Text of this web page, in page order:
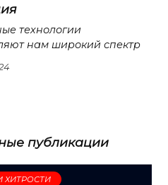
технологии
нам широкий спектр
публикации
ХИТРОСТИ